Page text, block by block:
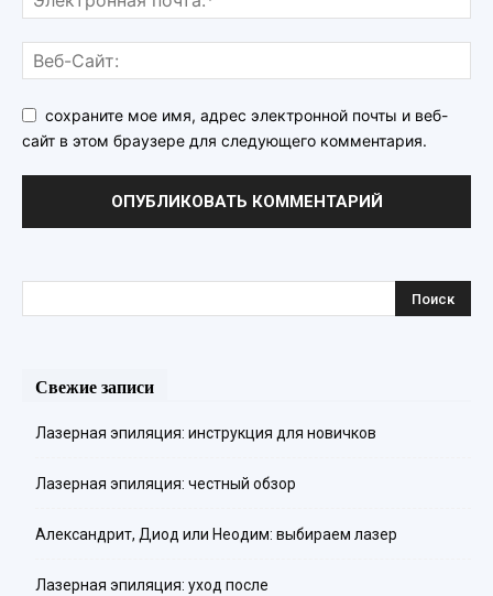
сохраните мое имя, адрес электронной почты и веб-
сайт в этом браузере для следующего комментария.
Свежие записи
Лазерная эпиляция: инструкция для новичков
Лазерная эпиляция: честный обзор
Александрит, Диод или Неодим: выбираем лазер
Лазерная эпиляция: уход после